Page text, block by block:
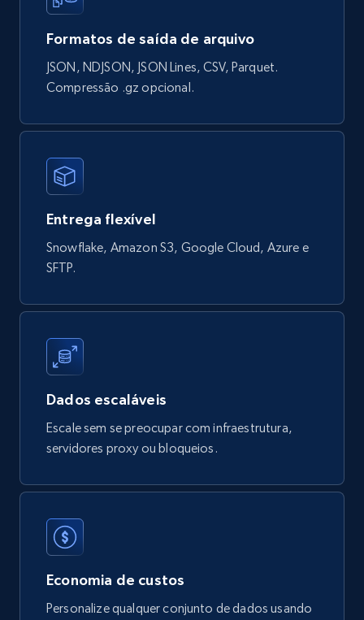
Google Shopping products search US
URL, Product id, Title, Final price, Initial price,
Currency, Rating, Reviews count, and more.
eCommerce
823+
Digikey - Products
Datasheet url, Rohs compliant, and more.
eCommerce
mercadolivre.com.br products
URL, Product id, Title, Breadcrumbs, Category,
Tags, Final price, Original price, and more.
eCommerce
Formatos de saída de arquivo
JSON, NDJSON, JSON Lines, CSV, Parquet.
Compressão .gz opcional.
Entrega flexível
Snowflake, Amazon S3, Google Cloud, Azure e
SFTP.
Dados escaláveis
Escale sem se preocupar com infraestrutura,
servidores proxy ou bloqueios.
Economia de custos
Personalize qualquer conjunto de dados usando